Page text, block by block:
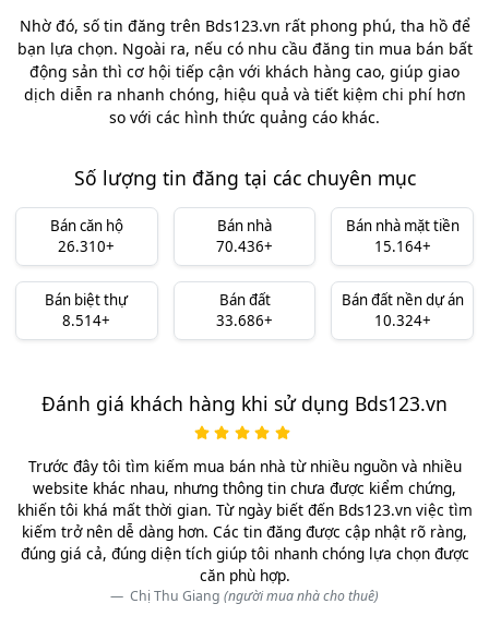
Nhờ đó, số tin đăng trên Bds123.vn rất phong phú, tha hồ để
bạn lựa chọn. Ngoài ra, nếu có nhu cầu đăng tin mua bán bất
động sản thì cơ hội tiếp cận với khách hàng cao, giúp giao
dịch diễn ra nhanh chóng, hiệu quả và tiết kiệm chi phí hơn
so với các hình thức quảng cáo khác.
Số lượng tin đăng tại các chuyên mục
Bán căn hộ
26.310+
Bán nhà
70.436+
Bán nhà mặt tiền
15.164+
Bán biệt thự
8.514+
Bán đất
33.686+
Bán đất nền dự án
10.324+
Đánh giá khách hàng khi sử dụng Bds123.vn
Trước đây tôi tìm kiếm mua bán nhà từ nhiều nguồn và nhiều
website khác nhau, nhưng thông tin chưa được kiểm chứng,
khiến tôi khá mất thời gian. Từ ngày biết đến Bds123.vn việc tìm
kiếm trở nên dễ dàng hơn. Các tin đăng được cập nhật rõ ràng,
đúng giá cả, đúng diện tích giúp tôi nhanh chóng lựa chọn được
căn phù hợp.
Chị Thu Giang (người mua nhà cho thuê)